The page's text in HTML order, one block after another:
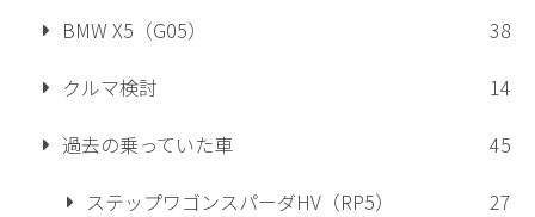
BMW X5（G05）
38
クルマ検討
14
過去の乗っていた車
45
ステップワゴンスパーダHV（RP5）
27